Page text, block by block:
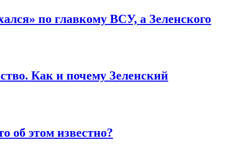
по главкому ВСУ, а Зеленского
Как и почему Зеленский
об этом известно?